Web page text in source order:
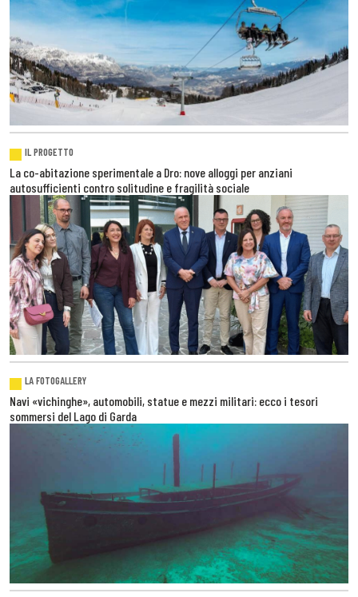
IL PROGETTO
La co-abitazione sperimentale a Dro: nove alloggi per anziani
autosufficienti contro solitudine e fragilità sociale
LA FOTOGALLERY
Navi «vichinghe», automobili, statue e mezzi militari: ecco i tesori
sommersi del Lago di Garda